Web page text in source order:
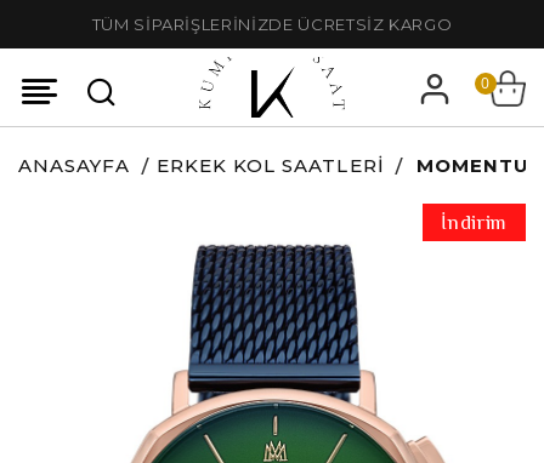
TÜM SİPARİŞLERİNİZDE ÜCRETSİZ KARGO
0
ANASAYFA ERKEK KOL SAATLERI
İndirim